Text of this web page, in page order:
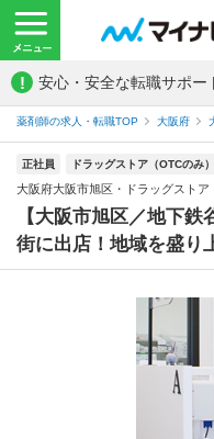
! 安心・安全な転職サポー
薬剤師の求人・転職TOP 大阪府
正社員 ドラッグストア（OTCのみ）
大阪府大阪市旭区・ドラッグストア
【大阪市旭区／地下
街に出店！地域を盛り